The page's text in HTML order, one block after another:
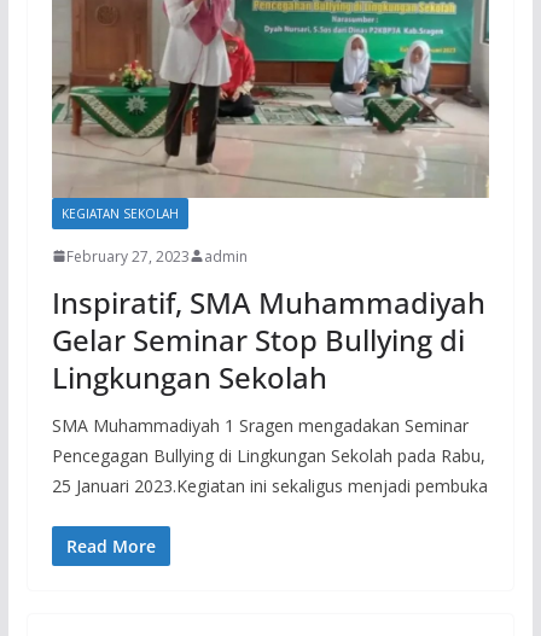
KEGIATAN SEKOLAH
February 27, 2023 admin
Inspiratif, SMA Muhammadiyah
Gelar Seminar Stop Bullying di
Lingkungan Sekolah
SMA Muhammadiyah 1 Sragen mengadakan Seminar
Pencegagan Bullying di Lingkungan Sekolah pada Rabu,
25 Januari 2023.Kegiatan ini sekaligus menjadi pembuka
Read More